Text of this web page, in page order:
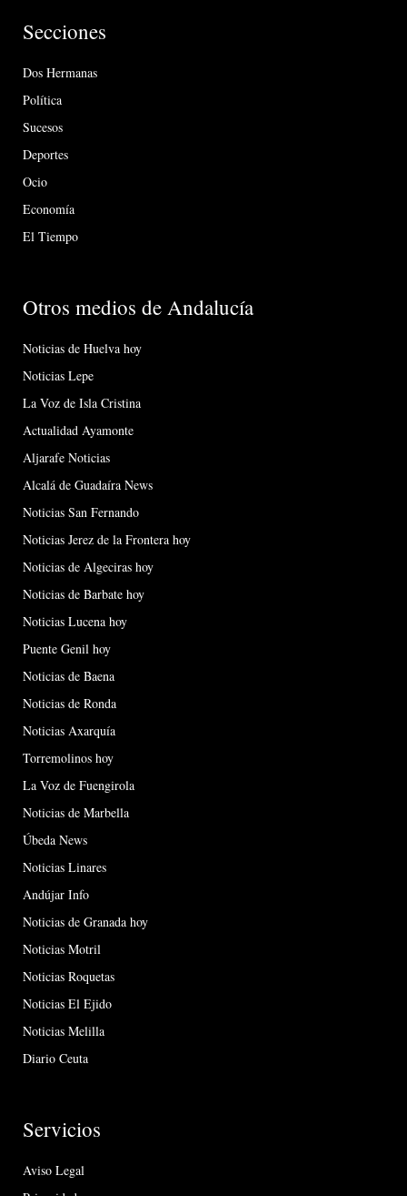
Secciones
Dos Hermanas
Política
Sucesos
Deportes
Ocio
Economía
El Tiempo
Otros medios de Andalucía
Noticias de Huelva hoy
Noticias Lepe
La Voz de Isla Cristina
Actualidad Ayamonte
Aljarafe Noticias
Alcalá de Guadaíra News
Noticias San Fernando
Noticias Jerez de la Frontera hoy
Noticias de Algeciras hoy
Noticias de Barbate hoy
Noticias Lucena hoy
Puente Genil hoy
Noticias de Baena
Noticias de Ronda
Noticias Axarquía
Torremolinos hoy
La Voz de Fuengirola
Noticias de Marbella
Úbeda News
Noticias Linares
Andújar Info
Noticias de Granada hoy
Noticias Motril
Noticias Roquetas
Noticias El Ejido
Noticias Melilla
Diario Ceuta
Servicios
Aviso Legal